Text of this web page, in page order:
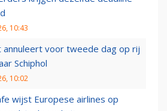
10:43
annuleert voor tweede dag op rij
Schiphol
10:02
wijst Europese airlines op